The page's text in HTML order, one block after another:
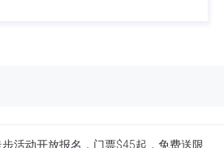
活动开放报名，门票$45起，免费送限